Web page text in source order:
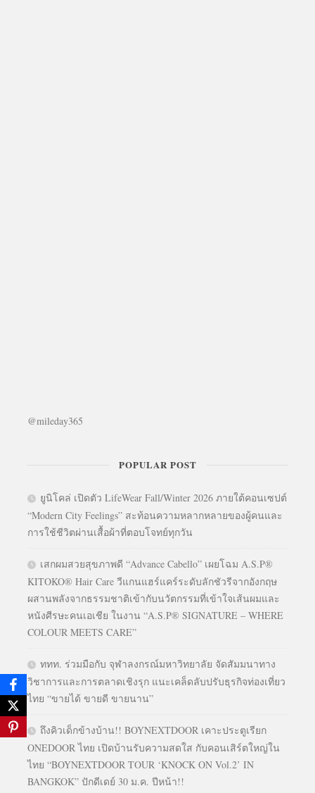
@mileday365
POPULAR POST
ยูนิโคล่ เปิดตัว LifeWear Fall/Winter 2026 ภายใต้คอนเซปต์
“Modern City Feelings” สะท้อนความหลากหลายของผู้คนและ
การใช้ชีวิตผ่านเสื้อผ้าที่ตอบโจทย์ทุกวัน
เสกผมสวยสุขภาพดี “Advance Cabello” เผยโฉม A.S.P®
KITOKO® Hair Care วีแกนแฮร์แคร์ระดับลักชัวรีจากอังกฤษ
ผสานพลังจากธรรมชาติเข้ากับนวัตกรรมที่เข้าใจเส้นผมและ
หนังศีรษะคนเอเชีย ในงาน “A.S.P® SIGNATURE – WHERE
COLOUR MEETS CARE”
ททท. ร่วมมือกับ จุฬาลงกรณ์มหาวิทยาลัย จัดสัมมนาทาง
วิชาการและการตลาดเชิงรุก แนะเคล็ดลับปรับธุรกิจท่องเที่ยว
ไทย “ขายได้ ขายดี ขายนาน”
ถึงคิวเด็กข้างบ้าน!! BOYNEXTDOOR เคาะประตูเรียก
ONEDOOR ไทย เปิดบ้านรับความสดใส กับคอนเสิร์ตใหญ่ใน
ไทย “BOYNEXTDOOR TOUR ‘KNOCK ON Vol.2’ IN
BANGKOK” ปักดีเดย์ 30 ม.ค. ปีหน้า!!